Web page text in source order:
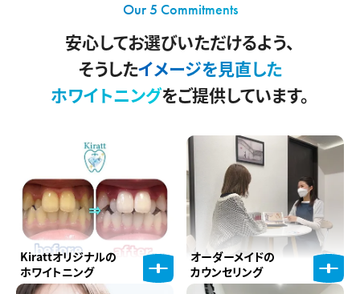
Our 5 Commitments
安心してお選びいただけるよう、
そうしたイメージを見直した
ホワイトニングをご提供しています。
Kirattオリジナルの
ホワイトニング
オーダーメイドの
カウンセリング